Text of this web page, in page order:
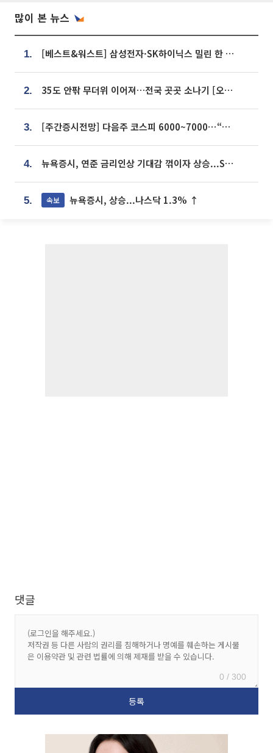
많이 본 뉴스
1. [베스트&워스트] 삼성전자·SK하이닉스 밀린 한 주…상상인증권은 85% 급등
2. 35도 안팎 무더위 이어져…전국 곳곳 소나기 [오늘 날씨]
3. [주간증시전망] 다음주 코스피 6000~7000⋯“外人 수급은 정책이 변수”
4. 뉴욕증시, 연준 금리인상 기대감 꺾이자 상승...S&P500 사상 최고치 [종합]
5. 속보 뉴욕증시, 상승...나스닥 1.3% ↑
댓글
0 / 300